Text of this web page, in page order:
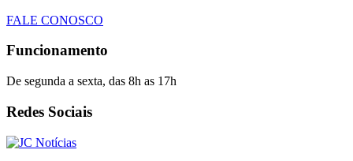
FALE CONOSCO
Funcionamento
De segunda a sexta, das 8h as 17h
Redes Sociais